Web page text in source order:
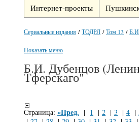
Интернет-проекты
Сериальные издания /ТОДРЛ /Том 13 /
Показать меню
Б.И. Дубенцов
Тферскаго"
Страница: «Пред. | 1 | 2 | 3 | 4 |